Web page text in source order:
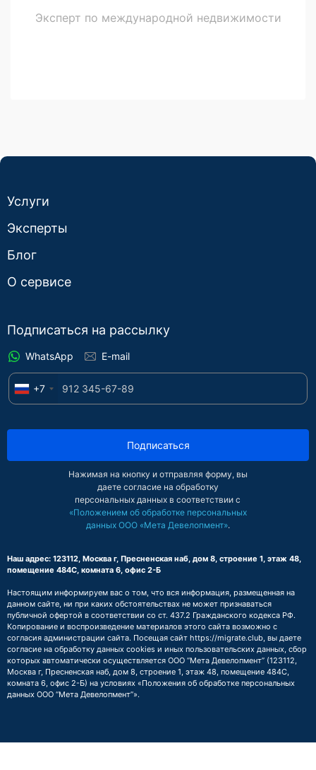
Эксперт по международной недвижимости
Услуги
Эксперты
Блог
О сервисе
Подписаться на рассылку
WhatsApp E-mail
+7
Подписаться
Нажимая на кнопку и отправляя форму, вы
даете согласие на обработку
персональных данных в соответствии с
«Положением об обработке персональных
данных ООО «Мета Девелопмент».
Наш адрес: 123112, Москва г, Пресненская наб, дом 8, строение 1, этаж 48,
помещение 484С, комната 6, офис 2-Б
Настоящим информируем вас о том, что вся информация, размещенная на
данном сайте, ни при каких обстоятельствах не может признаваться
публичной офертой в соответствии со ст. 437.2 Гражданского кодекса РФ.
Копирование и воспроизведение материалов этого сайта возможно с
согласия администрации сайта. Посещая сайт https://migrate.club, вы даете
согласие на обработку данных cookies и иных пользовательских данных, сбор
которых автоматически осуществляется ООО “Мета Девелопмент” (123112,
Москва г, Пресненская наб, дом 8, строение 1, этаж 48, помещение 484С,
комната 6, офис 2-Б) на условиях «Положения об обработке персональных
данных ООО “Мета Девелопмент”».